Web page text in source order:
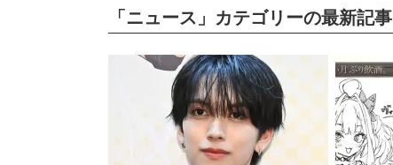
「ニュース」カテゴリーの最新記事